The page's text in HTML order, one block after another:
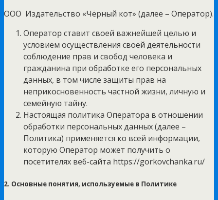
ООО Издательство «Чёрный кот» (далее – Оператор).
Оператор ставит своей важнейшей целью и
условием осуществления своей деятельности
соблюдение прав и свобод человека и
гражданина при обработке его персональных
данных, в том числе защиты прав на
неприкосновенность частной жизни, личную и
семейную тайну.
Настоящая политика Оператора в отношении
обработки персональных данных (далее –
Политика) применяется ко всей информации,
которую Оператор может получить о
посетителях веб-сайта https://gorkovchanka.ru/
2. Основные понятия, используемые в Политике